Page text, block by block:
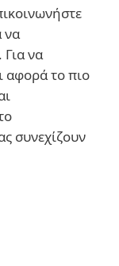
να
να
αφορά το πιο
συνεχίζουν